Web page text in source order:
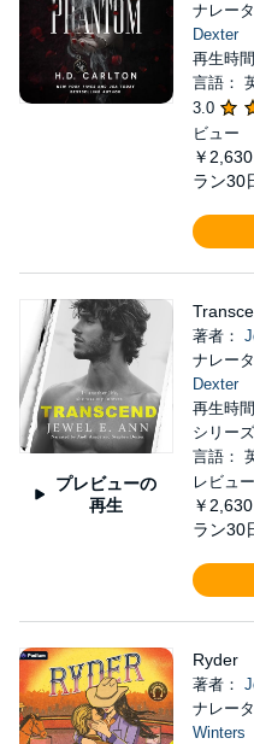
ナレー
Dexter
再生時
言語：
3.0
ビュー
￥2,630
ラン30
プレビューの
再生
著者：
ナレー
Dexter
再生時
シリー
言語：
レビュ
￥2,630
ラン30
Ryder
著者：
ナレー
Winters